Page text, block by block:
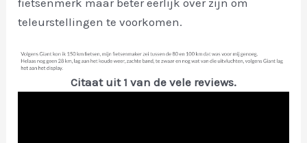
fietsenmerk maar beter eerlijk over zijn om
teleurstellingen te voorkomen.
Citaat uit 1 van de vele reviews.